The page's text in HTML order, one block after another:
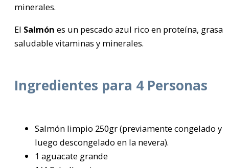
minerales.
El Salmón es un pescado azul rico en proteína, grasa
saludable vitaminas y minerales.
Ingredientes para 4 Personas
Salmón limpio 250gr (previamente congelado y
luego descongelado en la nevera).
1 aguacate grande